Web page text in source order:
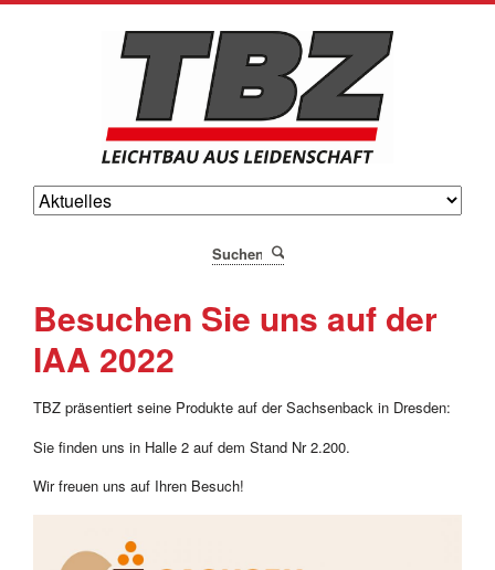
Besuchen Sie uns auf der
IAA 2022
TBZ präsentiert seine Produkte auf der Sachsenback in Dresden:
Sie finden uns in Halle 2 auf dem Stand Nr 2.200.
Wir freuen uns auf Ihren Besuch!